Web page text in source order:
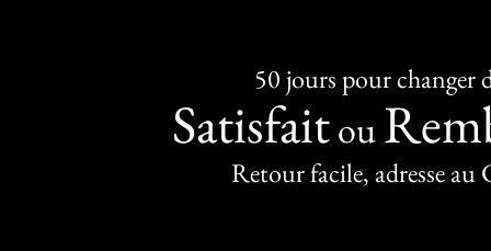
50 jours pour changer
Satisfaitou
Retour facile, adresse au